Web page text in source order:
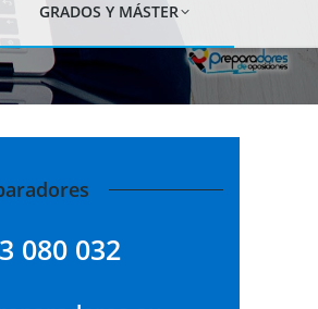
GRADOS Y MÁSTER
080 032